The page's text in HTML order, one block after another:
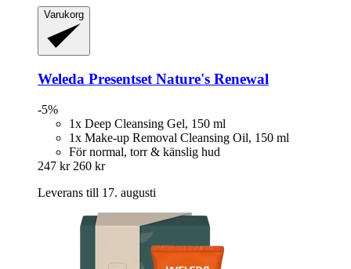
Varukorg
Weleda Presentset Nature's Renewal
-5%
1x Deep Cleansing Gel, 150 ml
1x Make-up Removal Cleansing Oil, 150 ml
För normal, torr & känslig hud
247 kr 260 kr
Leverans till 17. augusti